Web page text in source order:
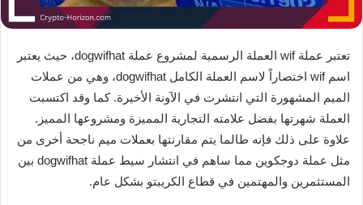
تعتبر عملة wif العملة الرسمية لمشروع عملة dogwifhat، حيث يعتبر
اسم wif اختصاراً لاسم العملة الكامل dogwifhat، وهي من عملات
الميم المشهورة التي انتشرت في الآونة الأخيرة. كما وقد اكتسبت
العملة شهرتها بفضل علامته التجارية المميزة ومشروعها المميز.
علاوة على ذلك فإنه طالما يتم مقارنتها بعملات ميم ناجحة أخرى من
مثل عملة دوجكوين مما ساهم في انتشار سيط عملة dogwifhat بين
المستثمرين والمهتمين في قطاع الكريبتو بشكل عام.